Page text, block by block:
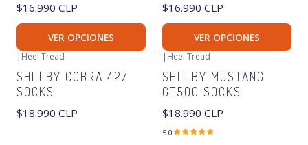
$16.990 CLP
VER OPCIONES
$16.990 CLP
VER OPCIONES
| Heel Tread
SHELBY COBRA 427
SOCKS
$18.990 CLP
| Heel Tread
SHELBY MUSTANG
GT500 SOCKS
$18.990 CLP
5.0